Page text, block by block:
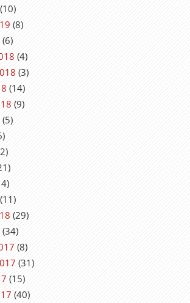
(10)
(8)
(6)
(4)
(3)
(14)
(9)
(5)
(11)
(29)
(34)
(8)
(31)
(15)
(40)